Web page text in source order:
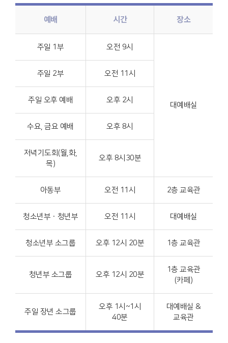
예배 시간 장소
주일 1부 오전 9시
대예배실
주일 2부 오전 11시
주일 오후 예배 오후 2시
수요, 금요 예배 오후 8시
저녁기도회(월,화,
목)
오후 8시30분
아동부 오전 11시 2층 교육관
청소년부ㆍ청년부 오전 11시 대예배실
청소년부 소그룹 오후 12시 20분 1층 교육관
청년부 소그룹 오후 12시 20분
1층 교육관
(카페)
주일 장년 소그룹
오후 1시~1시
40분
대예배실 &
교육관